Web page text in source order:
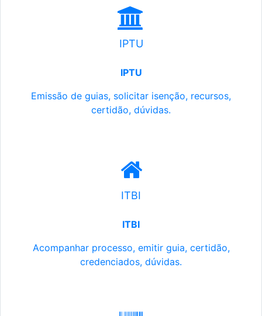
IPTU
IPTU
Emissão de guias, solicitar isenção, recursos,
certidão, dúvidas.
ITBI
ITBI
Acompanhar processo, emitir guia, certidão,
credenciados, dúvidas.